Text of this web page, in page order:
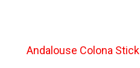
Andalouse Colona Stick